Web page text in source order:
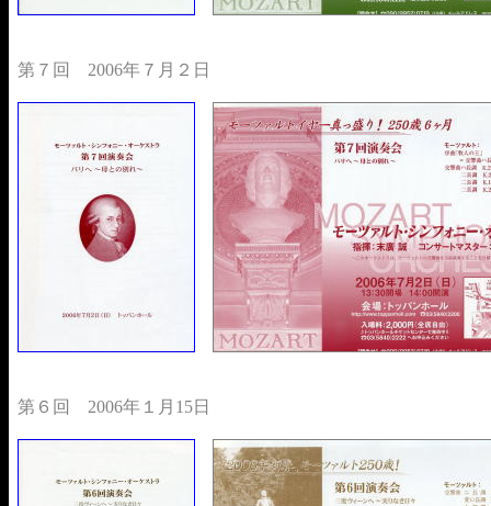
第７回 2006年７月２日
第６回 2006年１月15日